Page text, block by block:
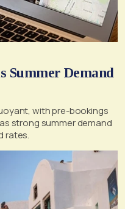
Summer Demand
with pre-bookings
strong summer demand
rates.